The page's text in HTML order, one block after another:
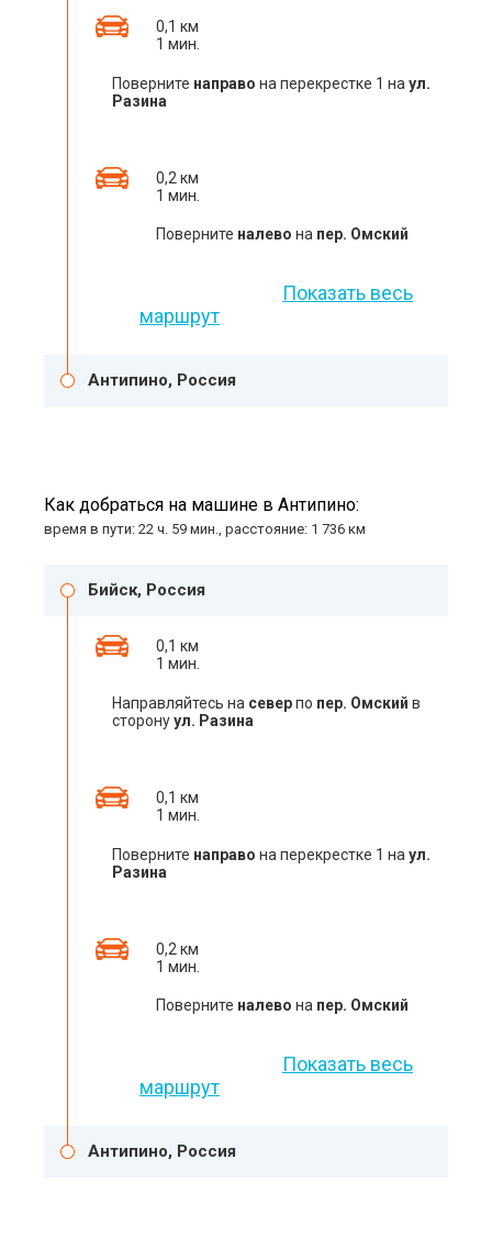
0,1 км
1 мин.
Поверните направо на перекрестке 1 на ул.
Разина
0,2 км
1 мин.
Поверните налево на пер. Омский
Показать весь
маршрут
Антипино, Россия
Как добраться на машине в Антипино:
время в пути: 22 ч. 59 мин., расстояние: 1 736 км
Бийск, Россия
0,1 км
1 мин.
Направляйтесь на северпо пер. Омский в
сторонуул. Разина
0,1 км
1 мин.
Поверните направо на перекрестке 1 на ул.
Разина
0,2 км
1 мин.
Поверните налево на пер. Омский
Показать весь
маршрут
Антипино, Россия